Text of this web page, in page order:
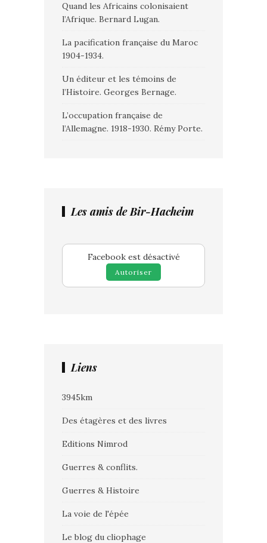
Quand les Africains colonisaient
l’Afrique. Bernard Lugan.
La pacification française du Maroc
1904-1934.
Un éditeur et les témoins de
l’Histoire. Georges Bernage.
L’occupation française de
l’Allemagne. 1918-1930. Rémy Porte.
Les amis de Bir-Hacheim
Facebook est désactivé
Autoriser
Liens
3945km
Des étagères et des livres
Editions Nimrod
Guerres & conflits.
Guerres & Histoire
La voie de l'épée
Le blog du cliophage